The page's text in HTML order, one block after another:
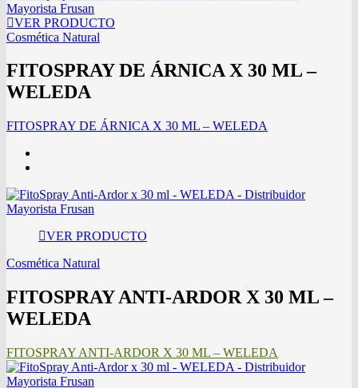
VER PRODUCTO
Cosmética Natural
FITOSPRAY DE ÁRNICA X 30 ML –
WELEDA
FITOSPRAY DE ÁRNICA X 30 ML – WELEDA
VER PRODUCTO
Cosmética Natural
FITOSPRAY ANTI-ARDOR X 30 ML –
WELEDA
FITOSPRAY ANTI-ARDOR X 30 ML – WELEDA